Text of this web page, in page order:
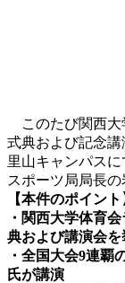
このたび関西大
式典および記念講
里山キャンパス
スポーツ局局長の
【本件のポイント
・関西大学体育
典および講演会を
・全国大会9連覇
氏が講演